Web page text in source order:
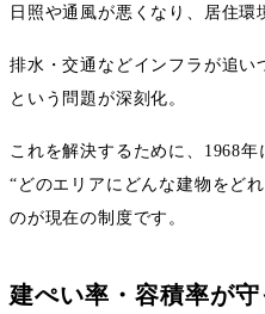
日照や通風が悪くなり、居住環
排水・交通などインフラが追い
という問題が深刻化。
これを解決するために、 1968年
“ どのエリアにどんな建物をど
のが現在の制度です。
建ぺい率・容積率が